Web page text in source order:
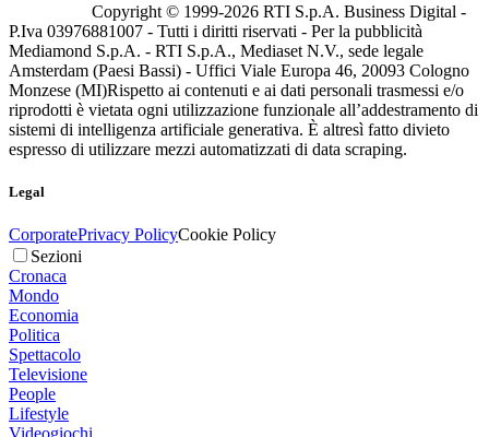
Copyright © 1999-2026 RTI S.p.A. Business Digital -
P.Iva 03976881007 - Tutti i diritti riservati - Per la pubblicità
Mediamond S.p.A. - RTI S.p.A., Mediaset N.V., sede legale
Amsterdam (Paesi Bassi) - Uffici Viale Europa 46, 20093 Cologno
Monzese (MI)Rispetto ai contenuti e ai dati personali trasmessi e/o
riprodotti è vietata ogni utilizzazione funzionale all’addestramento di
sistemi di intelligenza artificiale generativa. È altresì fatto divieto
espresso di utilizzare mezzi automatizzati di data scraping.
Legal
CorporatePrivacy PolicyCookie Policy
Sezioni
Cronaca
Mondo
Economia
Politica
Spettacolo
Televisione
People
Lifestyle